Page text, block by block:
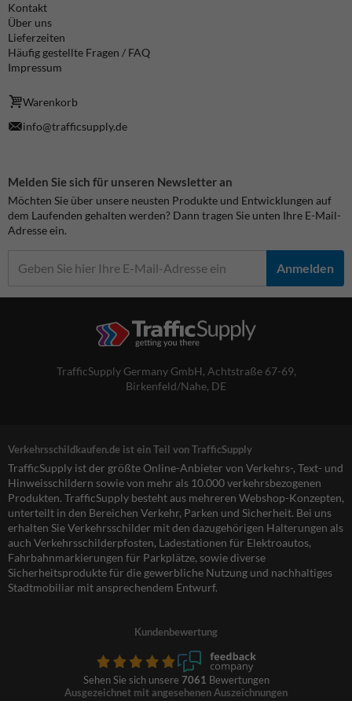
Kontakt
Über uns
Lieferzeiten
Häufig gestellte Fragen / FAQ
Impressum
Warenkorb
info@trafficsupply.de
Melden Sie sich für unseren Newsletter an
Möchten Sie über unsere neusten Produkte und Entwicklungen auf
dem Laufenden gehalten werden? Dann tragen Sie unten Ihre E-Mail-
Adresse ein.
Anmelden
TrafficSupply Germany GmbH, Achtstraße 67-69,
Birkenfeld/Nahe, DE
Verkehrsschildkaufen.de ist ein Teil von TrafficSupply
TrafficSupply ist der größte Online-Anbieter von Verkehrs-, Text- und
Hinweisschildern sowie von mehr als 10.000 verkehrsbezogenen
Produkten. TrafficSupply besteht aus mehreren Webshop-Konzepten,
unterteilt in den Bereichen Verkehr, Parken und Sicherheit. Bei uns
erhalten Sie Verkehrsschilder mit den dazugehörigen Halterungen als
auch Verkehrsschilderpfosten, Ladestationen für Elektroautos,
Fahrbahnmarkierungen für Parkplätze, sowie diverse
Sicherheitsprodukte für die gewerbliche Nutzung und nachhaltiges
Stadtmobiliar mit ansprechendem Entwurf.
Kundenbewertung
Sehen Sie sich unsere 7061 Bewertungen
Ausgezeichnet mit angesehenen Auszeichnungen